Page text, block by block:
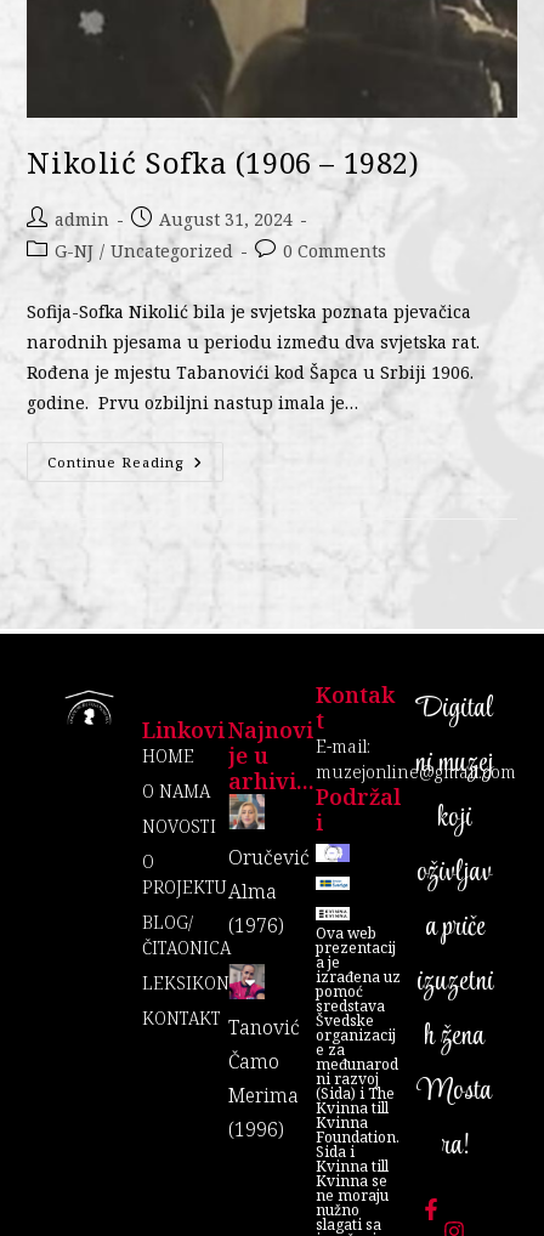
Nikolić Sofka (1906 – 1982)
admin
August 31, 2024
G-NJ / Uncategorized 0 Comments
Sofija-Sofka Nikolić bila je svjetska poznata pjevačica
narodnih pjesama u periodu između dva svjetska rat.
Rođena je mjestu Tabanovići kod Šapca u Srbiji 1906.
godine. Prvu ozbiljni nastup imala je…
Continue Reading
Linkovi
HOME
O NAMA
NOVOSTI
O
PROJEKTU
BLOG/
ČITAONICA
LEKSIKON
KONTAKT
Najnovi
je u
arhivi...
Oručević
Alma
(1976)
Tanović
Čamo
Merima
(1996)
Kontak
T
E-mail:
muzejonline@gmail.com
Podržal
I
Ova web
prezentacij
a je
izrađena uz
pomoć
sredstava
Švedske
organizacij
e za
međunarod
ni razvoj
(Sida) i The
Kvinna till
Kvinna
Foundation.
Sida i
Kvinna till
Kvinna se
ne moraju
nužno
slagati sa
Digital
ni muzej
koji
oživljav
a priče
izuzetni
h žena
Mosta
ra!